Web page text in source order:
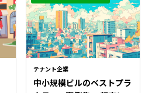
テナント企業
中小規模ビルのベストプラ